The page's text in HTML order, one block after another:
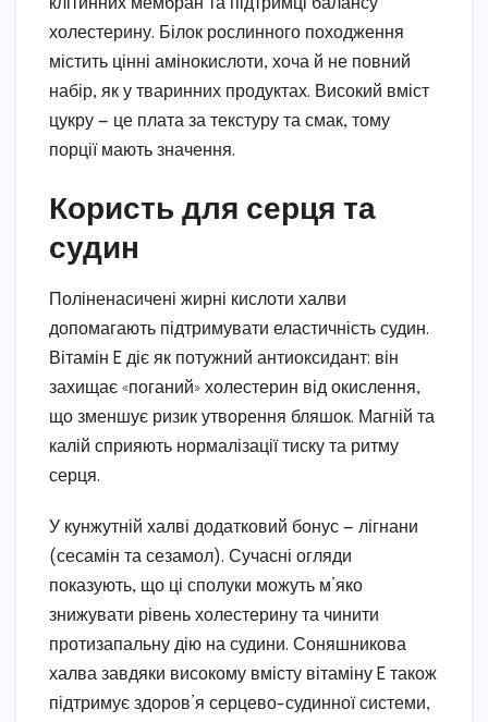
холестерину. Білок рослинного походження
містить цінні амінокислоти, хоча й не повний
набір, як у тваринних продуктах. Високий вміст
цукру — це плата за текстуру та смак, тому
порції мають значення.
Користь для серця та
судин
Поліненасичені жирні кислоти халви
допомагають підтримувати еластичність судин.
Вітамін E діє як потужний антиоксидант: він
захищає «поганий» холестерин від окислення,
що зменшує ризик утворення бляшок. Магній та
калій сприяють нормалізації тиску та ритму
серця.
У кунжутній халві додатковий бонус — лігнани
(сесамін та сезамол). Сучасні огляди
показують, що ці сполуки можуть м’яко
знижувати рівень холестерину та чинити
протизапальну дію на судини. Соняшникова
халва завдяки високому вмісту вітаміну E також
підтримує здоров’я серцево-судинної системи,